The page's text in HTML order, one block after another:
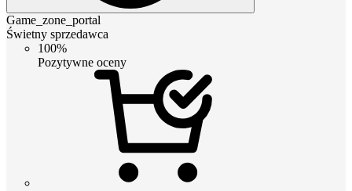
Game_zone_portal
Świetny sprzedawca
100%
Pozytywne oceny